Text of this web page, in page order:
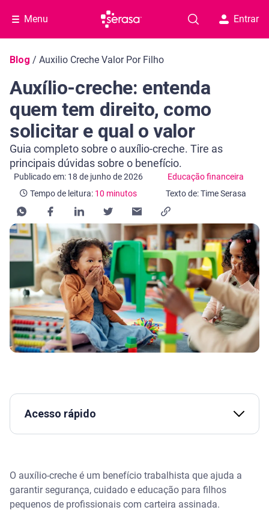
Menu Entrar
Navegação do blog
Blog / Auxilio Creche Valor Por Filho
Auxílio-creche: entenda
quem tem direito, como
solicitar e qual o valor
Guia completo sobre o auxílio-creche. Tire as
principais dúvidas sobre o benefício.
Publicado em: 18 de junho de 2026 Educação financeira
Categoria Educação financeira
Tempo de leitura: 10 minutos
Tempo de leitura: 10 minutos
Texto de: Time Serasa
Acesso rápido
O que é o auxílio-creche?
O auxílio-creche é um benefício trabalhista que ajuda a
garantir segurança, cuidado e educação para filhos
pequenos de profissionais com carteira assinada.